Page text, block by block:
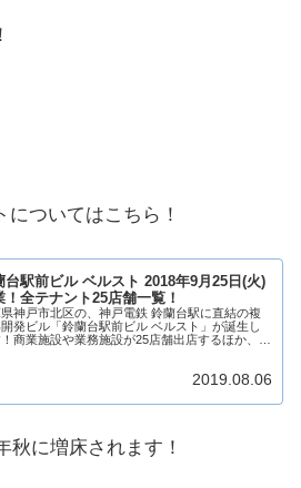
ついてはこちら！
台駅前ビル ベルスト 2018年9月25日(火)
！全テナント25店舗一覧！
神戸市北区の、神戸電鉄 鈴蘭台駅に直結の複
発ビル「鈴蘭台駅前ビル ベルスト」が誕生し
！商業施設や業務施設が25店舗出店するほか、神
2019.08.06
秋に増床されます！